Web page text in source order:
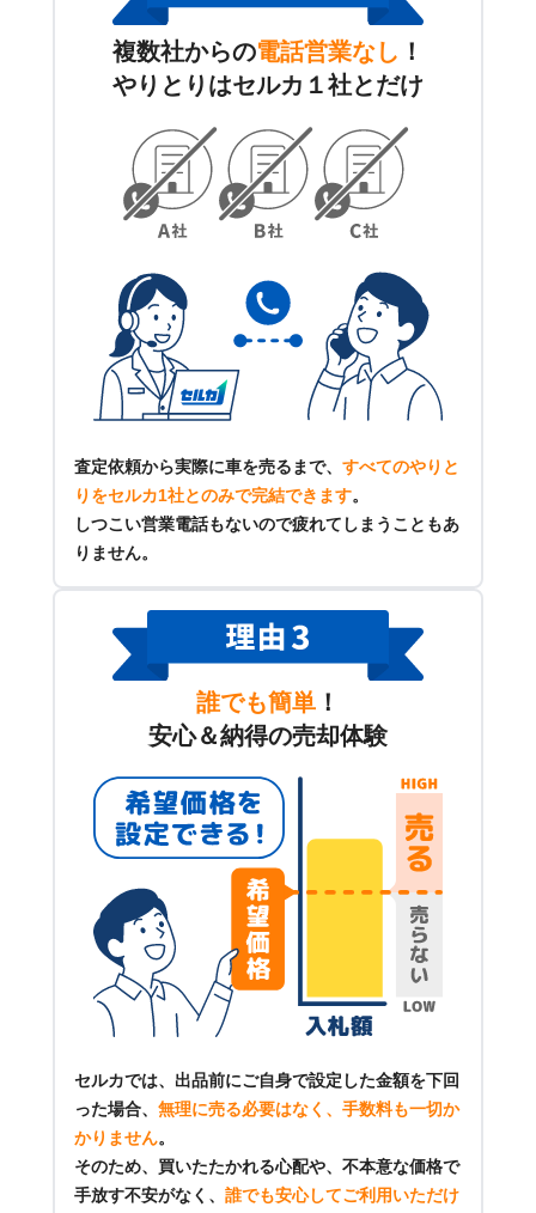
複数社からの電話営業なし ！
やりとりはセルカ１社とだけ
査定依頼から実際に車を売るまで、 すべてのやりと
りをセルカ1社とのみで完結できます。
しつこい営業電話もないので疲れてしまうこともあ
りません。
誰でも簡単 ！
安心＆納得の売却体験
セルカでは、出品前にご自身で設定した金額を下回
った場合、 無理に売る必要はなく、手数料も一切か
かりません。
そのため、買いたたかれる心配や、不本意な価格で
手放す不安がなく、 誰でも安心してご利用いただけ